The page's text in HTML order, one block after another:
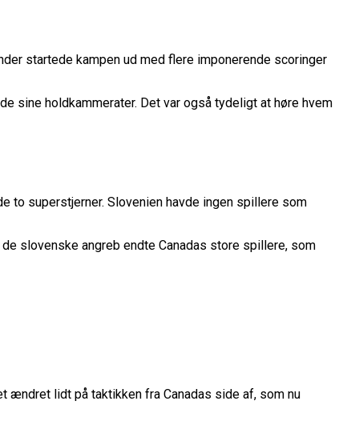
Overtidsdrama
Mål Er At Vinde Turneringen”
OL Nogensinde”
startede kampen ud med flere imponerende scoringer
sine holdkammerater. Det var også tydeligt at høre hvem
to superstjerner. Slovenien havde ingen spillere som
slovenske angreb endte Canadas store spillere, som
ændret lidt på taktikken fra Canadas side af, som nu